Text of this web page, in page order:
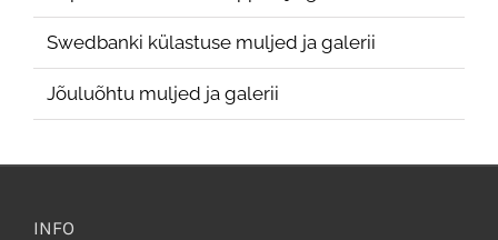
Swedbanki külastuse muljed ja galerii
Jõuluõhtu muljed ja galerii
INFO